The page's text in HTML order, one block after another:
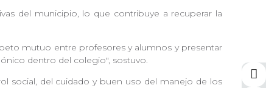
del municipio, lo que contribuye a recuperar la
mutuo entre profesores y alumnos y presentar
dentro del colegio", sostuvo.
social, del cuidado y buen uso del manejo de los